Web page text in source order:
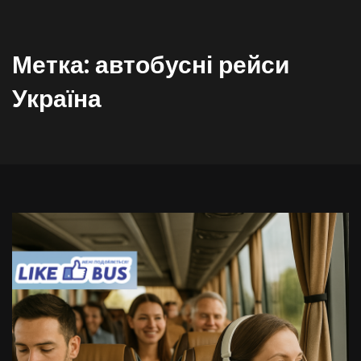
Метка: автобусні рейси
Україна